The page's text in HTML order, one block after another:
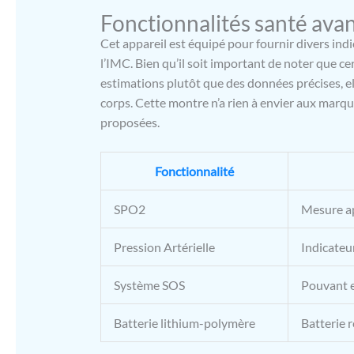
fitness
fréquence
SpO2 et le
de la
pour
Bluetooth
garder les
de
course
modes
en temps
d’ajuster
puissante
Fonctionnalités santé
Cet appareil est équipé pour fournir divers
l’IMC. Bien qu’il soit important de noter que
estimations plutôt que des données précises,
corps. Cette montre n’a rien à envier aux
proposées.
Fonctionnalité
SPO2 Mesure
Pression Artérielle
Système SOS Pouvant
Batterie lithium-polymère Batterie